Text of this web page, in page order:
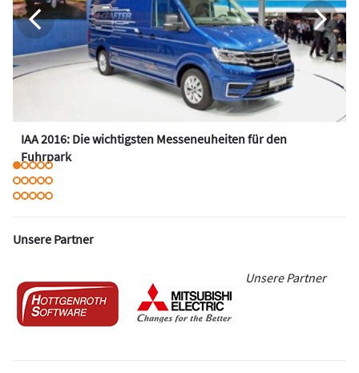
IAA 2016: Die wichtigsten Messeneuheiten für den
Fuhrpark
Unsere Partner
Unsere Partner